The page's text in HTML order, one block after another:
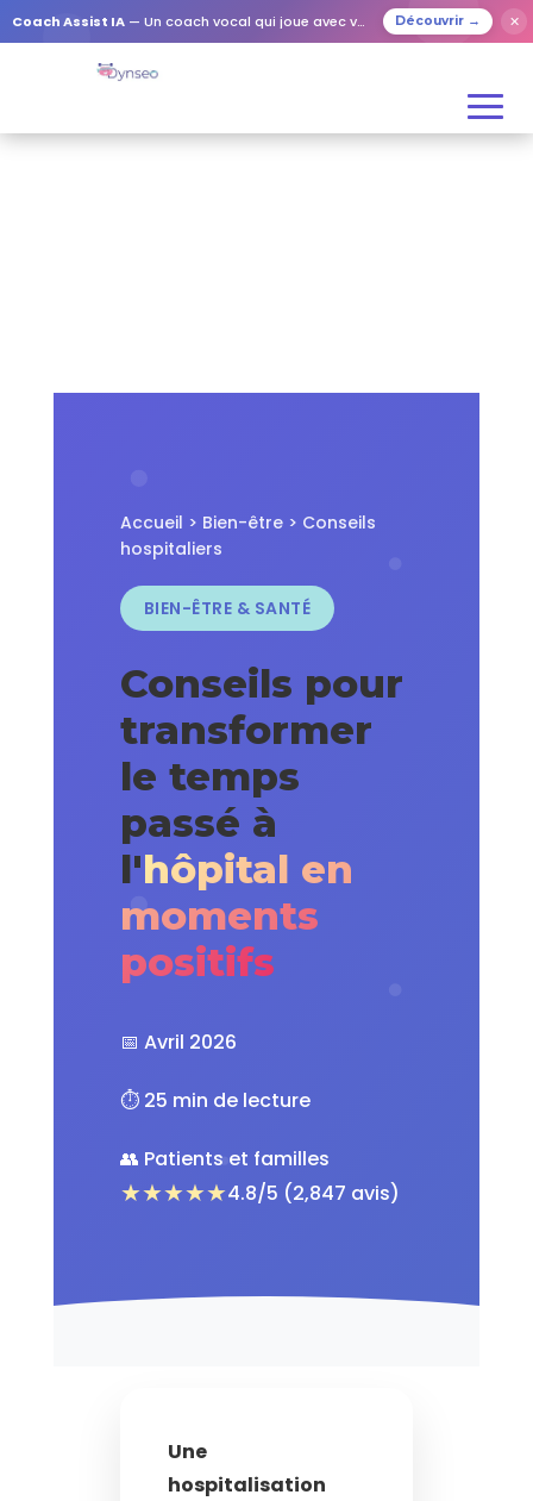
Coach Assist IA — Un coach vocal qui joue avec vos proches Découvrir → ✕
Accueil > Bien-être> Conseils
hospitaliers
BIEN-ÊTRE & SANTÉ
Conseils pour
transformer
le temps
passé à
l'hôpital en
moments
positifs
📅 Avril 2026
⏱️ 25 min de lecture
👥 Patients et familles
★★★★★4.8/5 (2,847 avis)
Une
hospitalisation